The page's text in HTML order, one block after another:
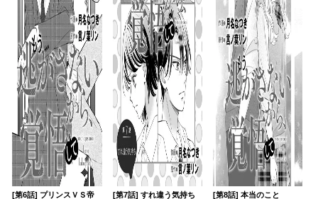
[第6話] プリンスＶＳ帝 [第7話] すれ違う気持ち [第8話] 本当のこと